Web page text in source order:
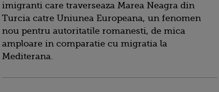
imigranti care traverseaza Marea Neagra din
Turcia catre Uniunea Europeana, un fenomen
nou pentru autoritatile romanesti, de mica
amploare in comparatie cu migratia la
Mediterana.